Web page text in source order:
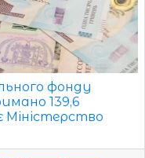
фонду
139,6
Міністерство